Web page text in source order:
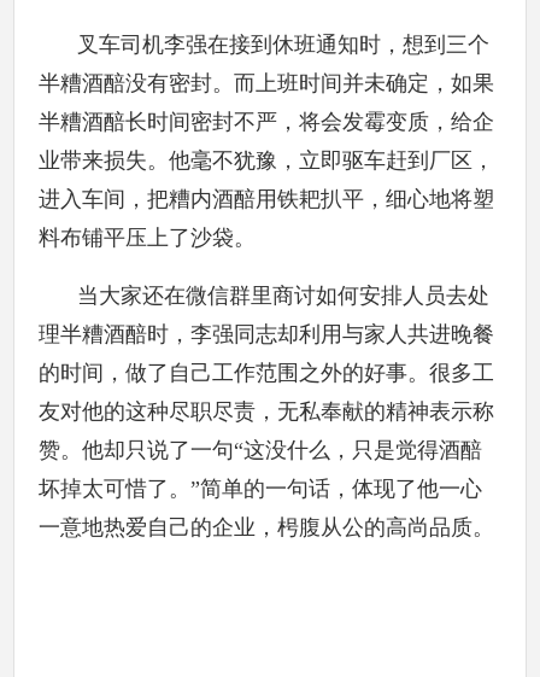
叉车司机李强在接到休班通知时，想到三个
半糟酒醅没有密封。而上班时间并未确定，如果
半糟酒醅长时间密封不严，将会发霉变质，给企
业带来损失。他毫不犹豫，立即驱车赶到厂区，
进入车间，把糟内酒醅用铁耙扒平，细心地将塑
料布铺平压上了沙袋。
当大家还在微信群里商讨如何安排人员去处
理半糟酒醅时，李强同志却利用与家人共进晚餐
的时间，做了自己工作范围之外的好事。很多工
友对他的这种尽职尽责，无私奉献的精神表示称
赞。他却只说了一句“这没什么，只是觉得酒醅
坏掉太可惜了。”简单的一句话，体现了他一心
一意地热爱自己的企业，枵腹从公的高尚品质。